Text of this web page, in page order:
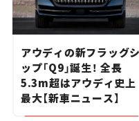
アウディの新フラッグシ
ップ「Q9」誕生！ 全長
5.3m超はアウディ史上
最大【新車ニュース】